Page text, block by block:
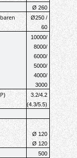
Ø 260
Ø250 /
60
10000/
8000/
6000/
5000/
4000/
3000
3.2/4.2
(4.3/5.5)
Ø120
Ø120
500